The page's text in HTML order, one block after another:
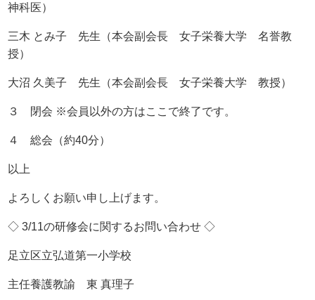
神科医）
三木 とみ子 先生（本会副会長 女子栄養大学 名誉教
授）
大沼 久美子 先生（本会副会長 女子栄養大学 教授）
３ 閉会 ※会員以外の方はここで終了です。
４ 総会（約40分）
以上
よろしくお願い申し上げます。
◇ 3/11の研修会に関するお問い合わせ ◇
足立区立弘道第一小学校
主任養護教諭 東 真理子